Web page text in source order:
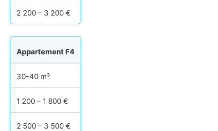
2 200 – 3 200 €
Appartement F4
30-40 m³
1 200 – 1 800 €
2 500 – 3 500 €